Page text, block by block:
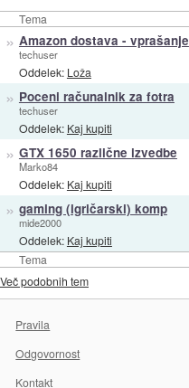
Tema
Tema
» Amazon dostava - vprašanje
techuser
Oddelek: Loža
» Poceni računalnik za fotra
techuser
Oddelek: Kaj kupiti
» GTX 1650 različne izvedbe
Marko84
Oddelek: Kaj kupiti
» gaming (igričarski) komp
mide2000
Oddelek: Kaj kupiti
Več podobnih tem
Pravila
Odgovornost
Kontakt